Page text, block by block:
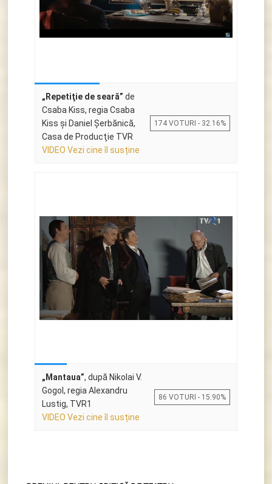
„Repetiţie de seară” de
Csaba Kiss, regia Csaba
Kiss şi Daniel Şerbănică,
Casa de Producţie TVR
VIDEO Vezi cine îl susține
174 VOTURI - 32.16%
„Mantaua”, după Nikolai V.
Gogol, regia Alexandru
Lustig, TVR1
VIDEO Vezi cine îl susține
86 VOTURI - 15.90%